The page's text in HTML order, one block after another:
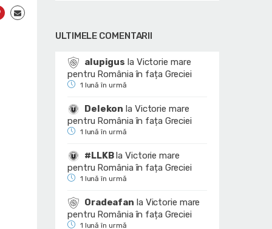
ULTIMELE COMENTARII
alupigus la Victorie mare
pentru România în fața Greciei
1 lună în urmă
Delekon la Victorie mare
pentru România în fața Greciei
1 lună în urmă
#LLKBlaVictorie mare
pentru România în fața Greciei
1 lună în urmă
Oradeafan la Victorie mare
pentru România în fața Greciei
1 lună în urmă